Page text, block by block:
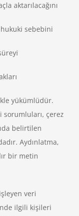
aktarılacağını
sebebini
yükümlüdür.
sorumluları, çerez
belirtilen
Aydınlatma,
bir metin
veri
ilgili kişileri